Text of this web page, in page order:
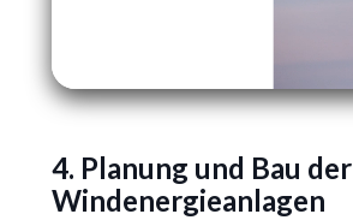
4. Planung und Bau der
Windenergieanlagen